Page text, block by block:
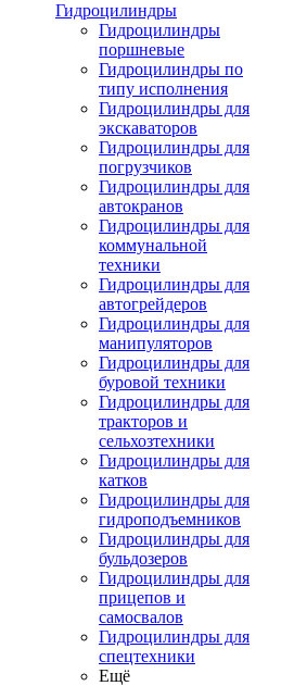
Гидроцилиндры
Гидроцилиндры
поршневые
Гидроцилиндры по
типу исполнения
Гидроцилиндры для
экскаваторов
Гидроцилиндры для
погрузчиков
Гидроцилиндры для
автокранов
Гидроцилиндры для
коммунальной
техники
Гидроцилиндры для
автогрейдеров
Гидроцилиндры для
манипуляторов
Гидроцилиндры для
буровой техники
Гидроцилиндры для
тракторов и
сельхозтехники
Гидроцилиндры для
катков
Гидроцилиндры для
гидроподъемников
Гидроцилиндры для
бульдозеров
Гидроцилиндры для
прицепов и
самосвалов
Гидроцилиндры для
спецтехники
Ещё